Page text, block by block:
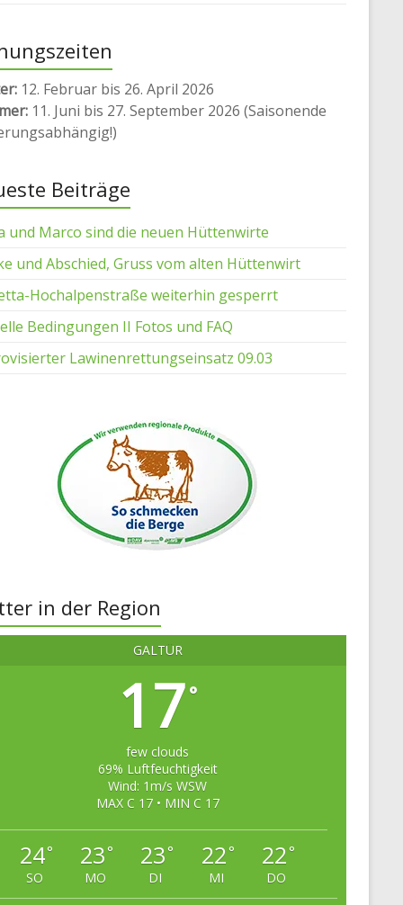
12. Februar bis 26. April 2026
11. Juni bis 27. September 2026 (Saisonende
Beiträge
und Marco sind die neuen Hüttenwirte
und Abschied, Gruss vom alten Hüttenwirt
Hochalpenstraße weiterhin gesperrt
Bedingungen II Fotos und FAQ
Lawinenrettungseinsatz 09.03
in der Region
GALTÜR
17°
few clouds
69% Luftfeuchtigkeit
Wind: 1m/s WSW
MAX C 17 • MIN C 17
24°
SO
23°
MO
23°
DI
22°
MI
22°
DO